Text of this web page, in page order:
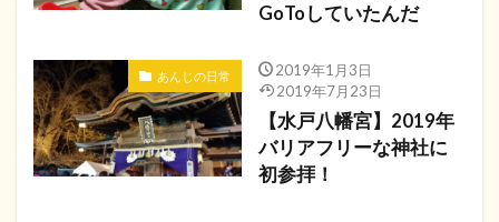
GoToしていたんだ
あんじの日常
2019年1月3日
2019年7月23日
【水戸八幡宮】2019年
バリアフリーな神社に
初参拝！